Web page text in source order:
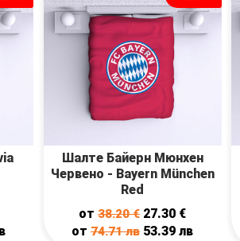
Шалте Байерн Мюнхен
Червено - Bayern München
Red
от38.20€ 27.30 €
от74.71лв 53.39лв